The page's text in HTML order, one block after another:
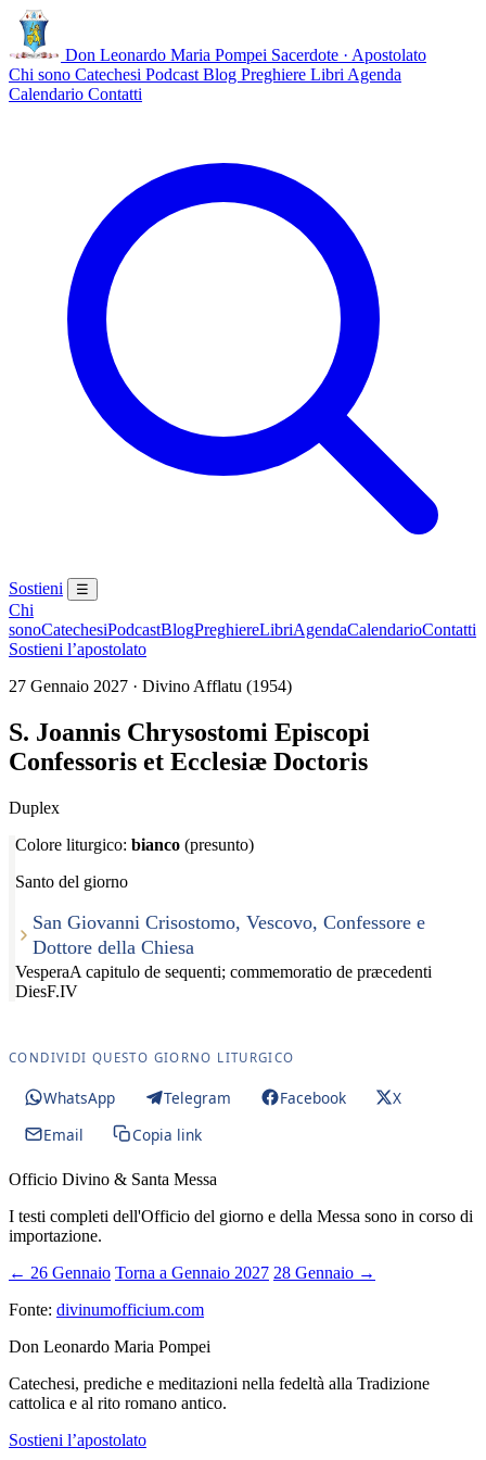
Don Leonardo Maria Pompei Sacerdote · Apostolato
Chi sono Catechesi Podcast Blog Preghiere Libri Agenda
Calendario Contatti
Sostieni ☰
Chi
sonoCatechesiPodcastBlogPreghiereLibriAgendaCalendarioContatti
Sostieni l’apostolato
27 Gennaio 2027 · Divino Afflatu (1954)
S. Joannis Chrysostomi Episcopi
Confessoris et Ecclesiæ Doctoris
Duplex
Colore liturgico: bianco (presunto)
Santo del giorno
San Giovanni Crisostomo, Vescovo, Confessore e
Dottore della Chiesa
VesperaA capitulo de sequenti; commemoratio de præcedenti
DiesF.IV
CONDIVIDI QUESTO GIORNO LITURGICO
WhatsApp Telegram Facebook
X
Email
Copia link
Officio Divino & Santa Messa
I testi completi dell'Officio del giorno e della Messa sono in corso di
importazione.
← 26 Gennaio Torna a Gennaio 2027 28 Gennaio →
Fonte: divinumofficium.com
Don Leonardo Maria Pompei
Catechesi, prediche e meditazioni nella fedeltà alla Tradizione
cattolica e al rito romano antico.
Sostieni l’apostolato